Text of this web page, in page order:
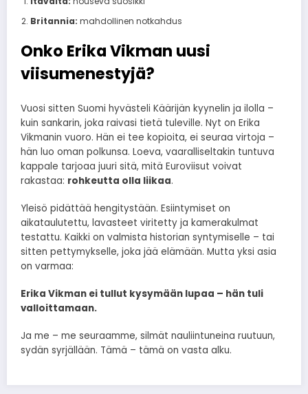
Britannia: mahdollinen notkahdus
Onko Erika Vikman uusi
viisumenestyjä?
Vuosi sitten Suomi hyvästeli Käärijän kyynelin ja ilolla –
kuin sankarin, joka raivasi tietä tuleville. Nyt on Erika
Vikmanin vuoro. Hän ei tee kopioita, ei seuraa virtoja –
hän luo oman polkunsa. Loeva, vaaralliseltakin tuntuva
kappale tarjoaa juuri sitä, mitä Euroviisut voivat
rakastaa: rohkeutta olla liikaa.
Yleisö pidättää hengitystään. Esiintymiset on
aikataulutettu, lavasteet viritetty ja kamerakulmat
testattu. Kaikki on valmista historian syntymiselle – tai
sitten pettymykselle, joka jää elämään. Mutta yksi asia
on varmaa:
Erika Vikman ei tullut kysymään lupaa – hän tuli
valloittamaan.
Ja me – me seuraamme, silmät nauliintuneina ruutuun,
sydän syrjällään. Tämä – tämä on vasta alku.